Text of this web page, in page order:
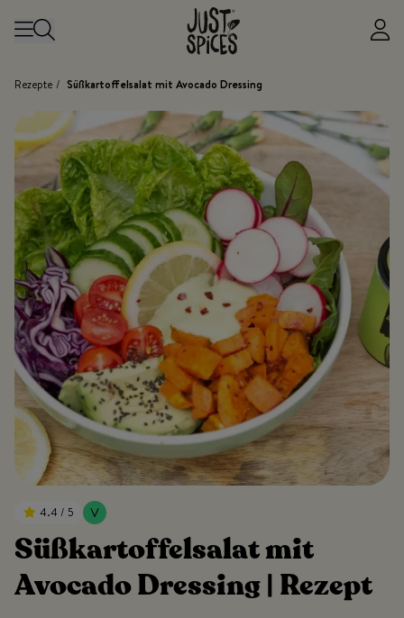
Rezepte / Süßkartoffelsalat mit Avocado Dressing
4.4 / 5
Süßkartoffelsalat mit
Avocado Dressing | Rezept